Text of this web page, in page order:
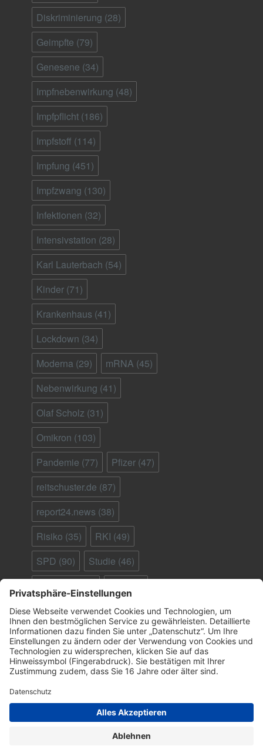
Diskriminierung (28)
Geimpfte (79)
Genesene (34)
Impfnebenwirkung (48)
Impfpflicht (186)
Impfstoff (114)
Impfung (451)
Impfzwang (130)
Infektionen (32)
Intensivstation (28)
Karl Lauterbach (54)
Kinder (71)
Krankenhaus (41)
Lockdown (34)
Moderna (29) mRNA (45)
Nebenwirkung (41)
Olaf Scholz (31)
Omikron (103)
Pandemie (77) Pfizer (47)
reitschuster.de (87)
report24.news (38)
Risiko (35) RKI (49)
SPD (90) Studie (46)
Ungeimpfte(95)
Virus(29) welt.de(33)
WHO(41) Österreich (25)